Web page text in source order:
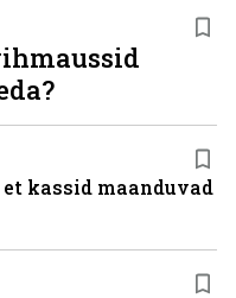
kassid maanduvad